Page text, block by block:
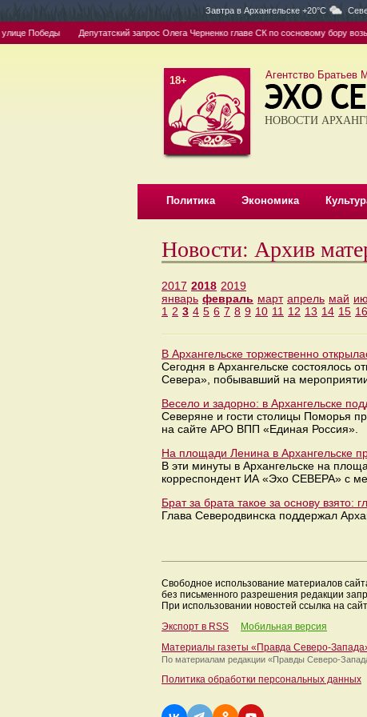
Завтра в Архангельске +20°C
Победы Депутатский запрос Олега Черненко главе СК по сосновому бору
18+ Агентство Братьев
НОВОСТИ
Политика Экономика
Новости: Архив
2017 2018 2019
январь февраль март апрель май
1 2 3 4 5 6 7 8 9 10 11 12 13 14 15 16
В Архангельске торжественно
Сегодня в Архангельске состоялось
Севера», побывавший на
Весело и задорно: в Архангельске
Северяне и гости столицы Поморья
на сайте АРО ВПП «Единая Россия».
На площади Ленина в Архангельске
В эти минуты в Архангельске на
корреспондент ИА «Эхо СЕВЕРА» с
Брат за брата такое за основу взято:
Глава Северодвинска поддержал
Свободное использование материалов
без письменного разрешения редакции
При использовании новостей ссылка на
Экспорт в RSS
Мобильная версия
Материалы газеты «Правда Северо-
По материалам редакции «Правды Северо-
Политика обработки персональных данных